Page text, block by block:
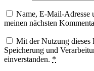
Name, E-Mail-Adresse
meinen nächsten
Mit der Nutzung dieses
Speicherung und
einverstanden. *